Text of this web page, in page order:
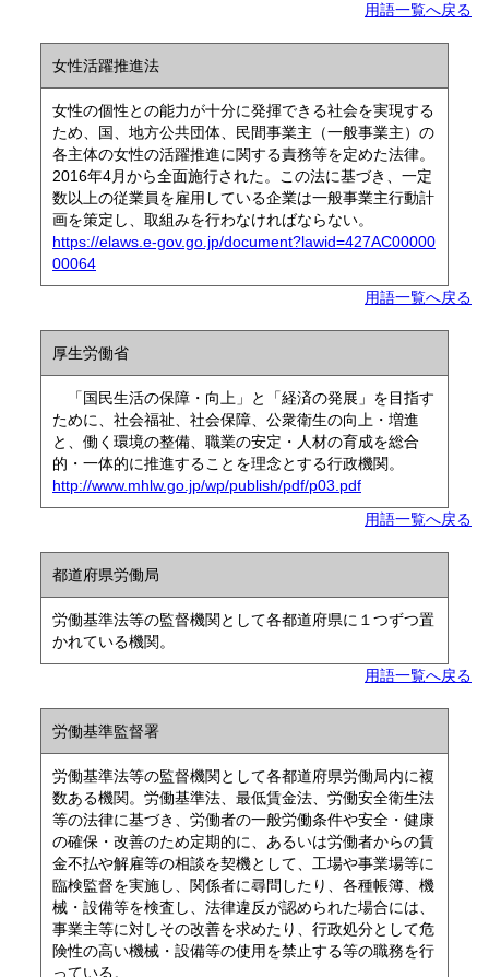
用語一覧へ戻る
女性活躍推進法
女性の個性との能力が十分に発揮できる社会を実現する
ため、国、地方公共団体、民間事業主（一般事業主）の
各主体の女性の活躍推進に関する責務等を定めた法律。
2016年4月から全面施行された。この法に基づき、一定
数以上の従業員を雇用している企業は一般事業主行動計
画を策定し、取組みを行わなければならない。
https://elaws.e-gov.go.jp/document?lawid=427AC00000
00064
用語一覧へ戻る
厚生労働省
「国民生活の保障・向上」と「経済の発展」を目指す
ために、社会福祉、社会保障、公衆衛生の向上・増進
と、働く環境の整備、職業の安定・人材の育成を総合
的・一体的に推進することを理念とする行政機関。
http://www.mhlw.go.jp/wp/publish/pdf/p03.pdf
用語一覧へ戻る
都道府県労働局
労働基準法等の監督機関として各都道府県に１つずつ置
かれている機関。
用語一覧へ戻る
労働基準監督署
労働基準法等の監督機関として各都道府県労働局内に複
数ある機関。労働基準法、最低賃金法、労働安全衛生法
等の法律に基づき、労働者の一般労働条件や安全・健康
の確保・改善のため定期的に、あるいは労働者からの賃
金不払や解雇等の相談を契機として、工場や事業場等に
臨検監督を実施し、関係者に尋問したり、各種帳簿、機
械・設備等を検査し、法律違反が認められた場合には、
事業主等に対しその改善を求めたり、行政処分として危
険性の高い機械・設備等の使用を禁止する等の職務を行
っている。